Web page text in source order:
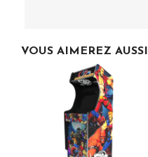
VOUS AIMEREZ AUSSI